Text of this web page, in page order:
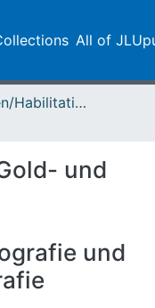
All of
Dissertationen/Habilitationen
und
und